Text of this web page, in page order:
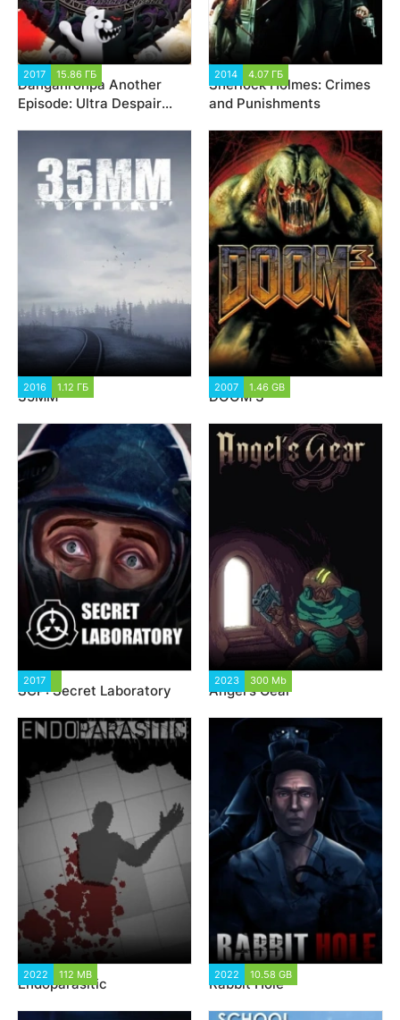
2017 15.86 ГБ
Danganronpa Another
Episode: Ultra Despair
2014 4.07 ГБ
Sherlock Holmes: Crimes
and Punishments
2016 1.12 ГБ
35MM
2007 1.46 GB
DOOM 3
2017
SCP: Secret Laboratory
2023 300 Mb
Angel's Gear
2022 112 MB
Endoparasitic
2022 10.58 GB
Rabbit Hole